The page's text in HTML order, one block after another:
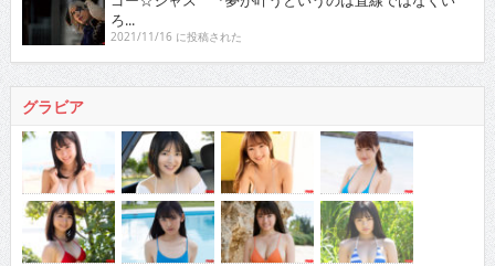
ろ...
2021/11/16 に投稿された
グラビア